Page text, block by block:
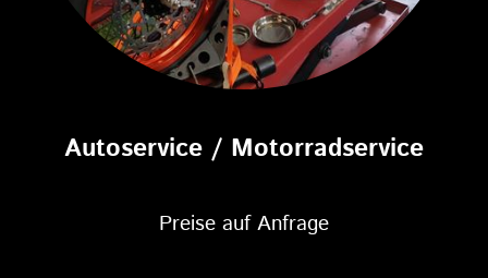
Autoservice / Motorradservice
Preise auf Anfrage